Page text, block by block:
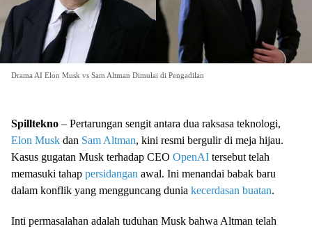
Drama AI Elon Musk vs Sam Altman Dimulai di Pengadilan
Spilltekno – Pertarungan sengit antara dua raksasa teknologi,
Elon Musk dan Sam Altman, kini resmi bergulir di meja hijau.
Kasus gugatan Musk terhadap CEO OpenAI tersebut telah
memasuki tahap persidangan awal. Ini menandai babak baru
dalam konflik yang mengguncang dunia kecerdasan buatan.
Inti permasalahan adalah tuduhan Musk bahwa Altman telah